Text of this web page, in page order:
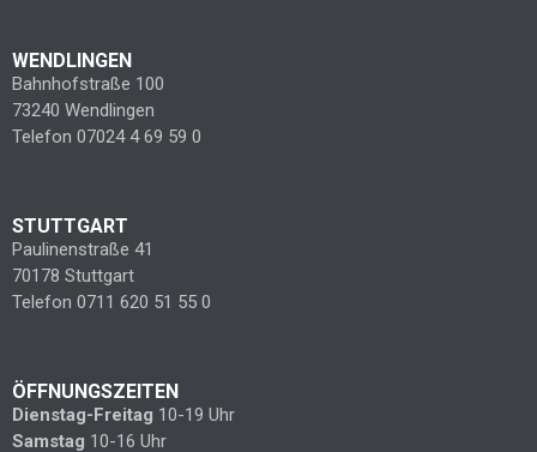
WENDLINGEN
Bahnhofstraße 100
73240 Wendlingen
Telefon 07024 4 69 59 0
STUTTGART
Paulinenstraße 41
70178 Stuttgart
Telefon 0711 620 51 55 0
ÖFFNUNGSZEITEN
Dienstag-Freitag 10-19 Uhr
Samstag 10-16 Uhr